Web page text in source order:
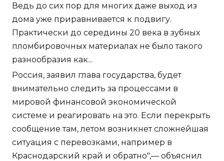
Ведь до сих пор для многих даже выход из
дома уже приравнивается к подвигу.
Практически до середины 20 века в зубных
пломбировочных материалах не было такого
разнообразия как...
Россия, заявил глава государства, будет
внимательно следить за процессами в
мировой финансовой экономической
системе и реагировать на это. Если перекрыть
сообщение там, летом возникнет сложнейшая
ситуация с перевозками, например в
Краснодарский край и обратно",— объяснил